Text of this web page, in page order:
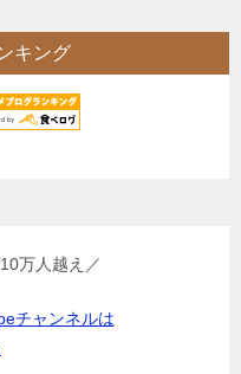
キング
万人越え／
チャンネルは